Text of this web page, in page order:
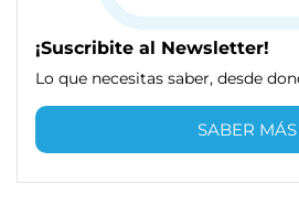
¡Suscribite al Newsletter!
Lo que necesitas saber, desde
SABER MÁS